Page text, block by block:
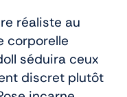
réaliste au
corporelle
séduira ceux
discret plutôt